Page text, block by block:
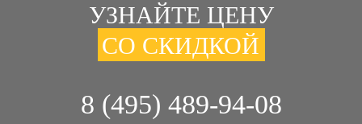
УЗНАЙТЕ ЦЕНУ
СО СКИДКОЙ
8 (495) 489-94-08